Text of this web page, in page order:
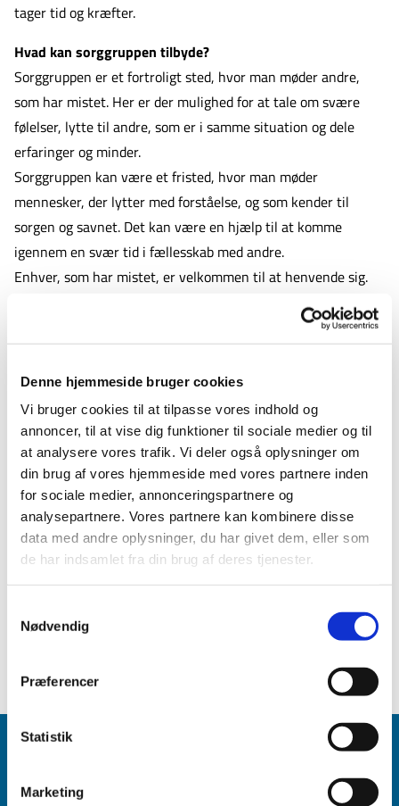
Denne hjemmeside bruger cookies
Vi bruger cookies til at tilpasse vores indhold og
annoncer, til at vise dig funktioner til sociale medier og til
at analysere vores trafik. Vi deler også oplysninger om
din brug af vores hjemmeside med vores partnere inden
for sociale medier, annonceringspartnere og
analysepartnere. Vores partnere kan kombinere disse
data med andre oplysninger, du har givet dem, eller som
de har indsamlet fra din brug af deres tjenester.
Nødvendig
Præferencer
Statistik
Marketing
tager tid og kræfter.
Hvad kan sorggruppen tilbyde?
Sorggruppen er et fortroligt sted, hvor man møder andre,
som har mistet. Her er der mulighed for at tale om svære
følelser, lytte til andre, som er i samme situation og dele
erfaringer og minder.
Sorggruppen kan være et fristed, hvor man møder
mennesker, der lytter med forståelse, og som kender til
sorgen og savnet. Det kan være en hjælp til at komme
igennem en svær tid i fællesskab med andre.
Enhver, som har mistet, er velkommen til at henvende sig.
Sorggruppe for voksne
sognepræster for nærmere info:
Signe Asbirk, Sognepræst i Køge Kirke, telefon 24 85
50 55 eller mail sia@km.dk
Linda Ishøj Frederiksen, Sygehus- og sognepræst, SUH
Køge og Højelse-Lellinge Pastorat: telefon 51 85 59 36
eller mail lif@km.dk
Maria Brink Hesel, Sognepræst Bjæverskov -
Vollerslev- Gørslev – Lidemark Pastorat: telefon 23 30
22 82 eller mail mbh@km.dk
Køge Kirke - Sct. Nicolai